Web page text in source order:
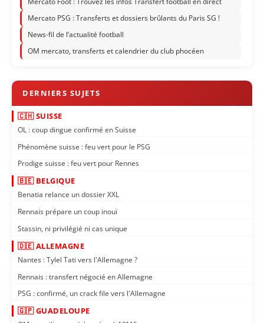
Mercato PSG : Transferts et dossiers brûlants du Paris SG !
News-fil de l’actualité football
OM mercato, transferts et calendrier du club phocéen
🇨🇭 SUISSE
OL : coup dingue confirmé en Suisse
Phénomène suisse : feu vert pour le PSG
Prodige suisse : feu vert pour Rennes
🇧🇪 BELGIQUE
Benatia relance un dossier XXL
Rennais prépare un coup inouï
Stassin, ni privilégié ni cas unique
🇩🇪 ALLEMAGNE
Nantes : Tylel Tati vers l'Allemagne ?
Rennais : transfert négocié en Allemagne
PSG : confirmé, un crack file vers l'Allemagne
🇬🇵 GUADELOUPE